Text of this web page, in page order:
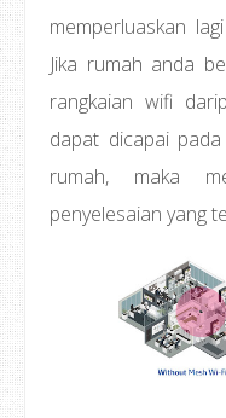
memperluaskan
Jika rumah anda
rangkaian wifi
dapat dicapai
rumah, maka
penyelesaian yang